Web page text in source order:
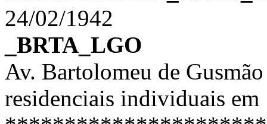
24/02/1942
_BRTA_LGO
Av. Bartolomeu de
residenciais individuais